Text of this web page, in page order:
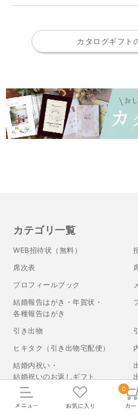
0
カタログギフト
カテゴリ一覧
WEB招待状（無料）
席次表
プロフィールブック
結婚報告はがき・年賀状・
各種報告はがき
引き出物
ヒキタク（引き出物宅配便）
結婚内祝い・
結婚祝いのお返しギフト
結婚祝いのプレゼント